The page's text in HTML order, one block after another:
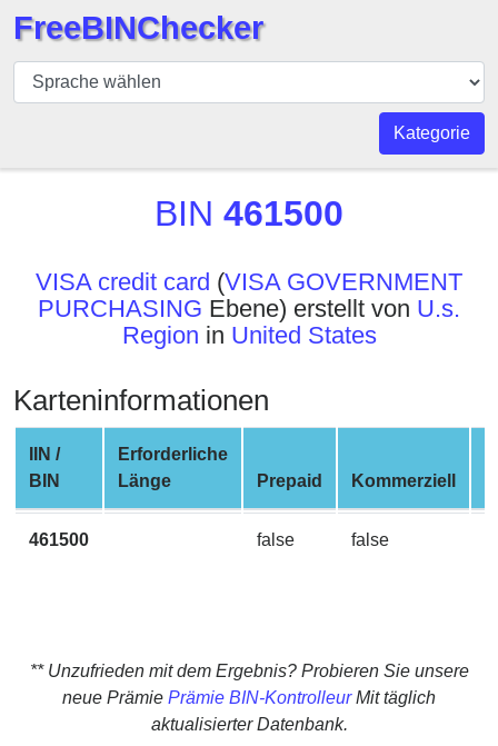
BIN
Prüfer
API
BIN
BIN
Checker
v2
BIN
CC
Generator
from
Card
Validator
FreeBINChecker
Kategorie
BIN 461500
VISA credit card (VISA GOVERNMENT
PURCHASING Ebene) erstellt von U.s.
Region in United States
Karteninformationen
IIN /
BIN
Erforderliche
Länge
Prepaid Kommerziell
461500 false false
** Unzufrieden mit dem Ergebnis? Probieren Sie unsere
neue Prämie Prämie BIN-KontrolleurMit täglich
aktualisierter Datenbank.